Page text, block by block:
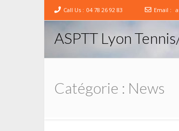
Call Us : 04 78 26 92 83 Email :
ASPTT Lyon
Catégorie : News